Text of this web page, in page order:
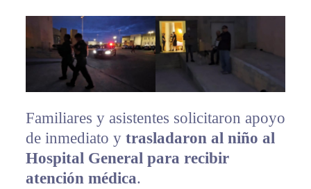
Familiares y asistentes solicitaron apoyo
de inmediato y trasladaron al niño al
Hospital General para recibir
atención médica.